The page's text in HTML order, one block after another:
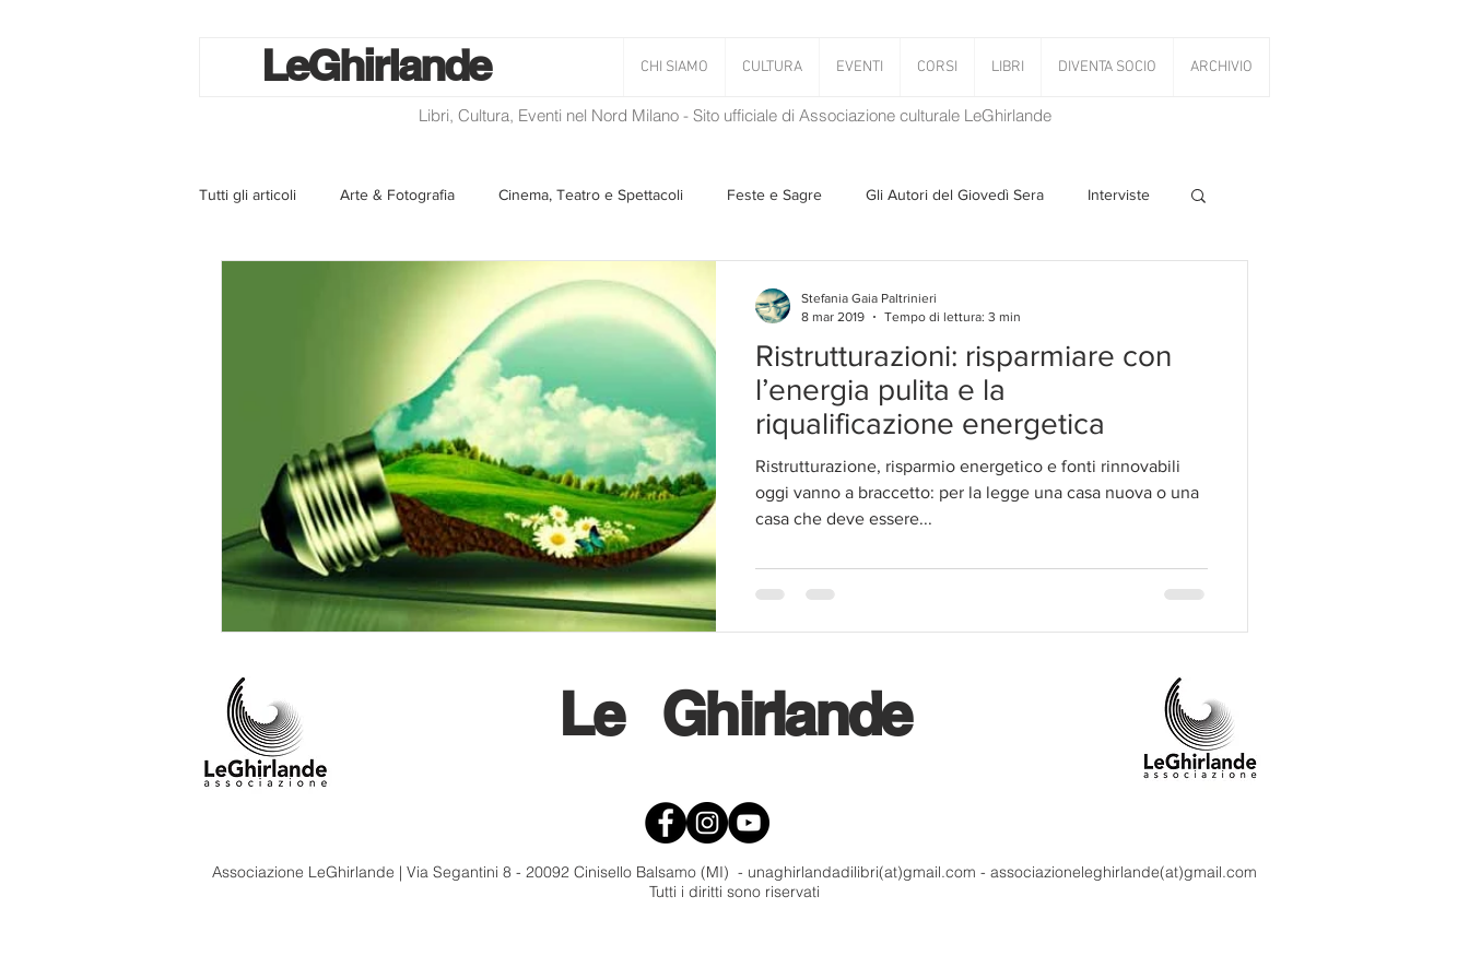
CHI SIAMO CULTURA EVENTI CORSI LIBRI DIVENTA SOCIO ARCHIVIO
LeGhirlande
Libri, Cultura, Eventi nel Nord Milano - Sito ufficiale di Associazione culturale LeGhirlande
Tutti gli articoli Arte & Fotografia Cinema, Teatro e Spettacoli Feste e Sagre Gli Autori del Giovedì Sera Interviste
Musica Storie Taciute
Utilità Il Blog di Mirabilis Salvaguardia dell'ambiente Ambiente PanettoniAMOCi
Homepage Progetti CiniZEN
Ristrutturazioni: risparmiare con
l’energia pulita e la
riqualificazione energetica
Ristrutturazione, risparmio energetico e fonti rinnovabili
oggi vanno a braccetto: per la legge una casa nuova o una
casa che deve essere...
Stefania Gaia Paltrinieri
8 mar 2019
Tempo di lettura: 3 min
Le Ghirlande
Associazione LeGhirlande | Via Segantini 8 - 20092 Cinisello Balsamo (MI) - unaghirlandadilibri(at)gmail.com - associazioneleghirlande(at)gmail.com
Tutti i diritti sono riservati